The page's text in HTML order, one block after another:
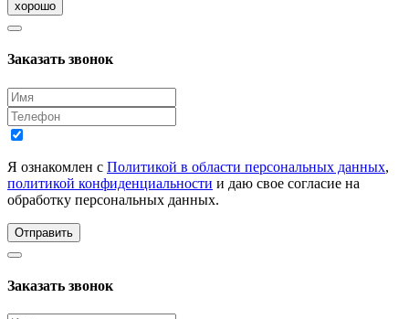
хорошо
Заказать звонок
Я ознакомлен с Политикой в области персональных данных,
политикой конфиденциальности и даю свое согласие на
обработку персональных данных.
Отправить
Заказать звонок